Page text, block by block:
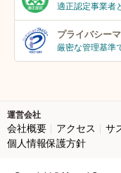
適正認定事業者
プライバシー
厳密な管理基準
運営会社
会社概要 アクセス サ
個人情報保護方針